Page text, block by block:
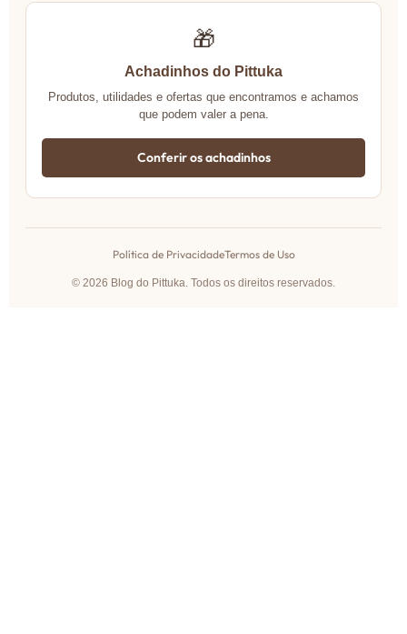
🎁
Achadinhos do Pittuka
Produtos, utilidades e ofertas que encontramos e achamos
que podem valer a pena.
Conferir os achadinhos
Política de PrivacidadeTermos de Uso
© 2026 Blog do Pittuka. Todos os direitos reservados.